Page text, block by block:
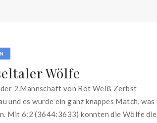
Wölfe
2.Mannschaft von Rot Weiß Zerbst
und es wurde ein ganz knappes Match, was
Mit 6:2 (3644:3633) konnten die Wölfe die